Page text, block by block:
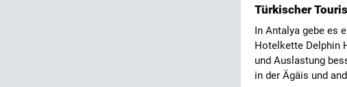
Türkischer
In Antalya gebe es
Hotelkette Delphin
und Auslastung
in der Ägäis und